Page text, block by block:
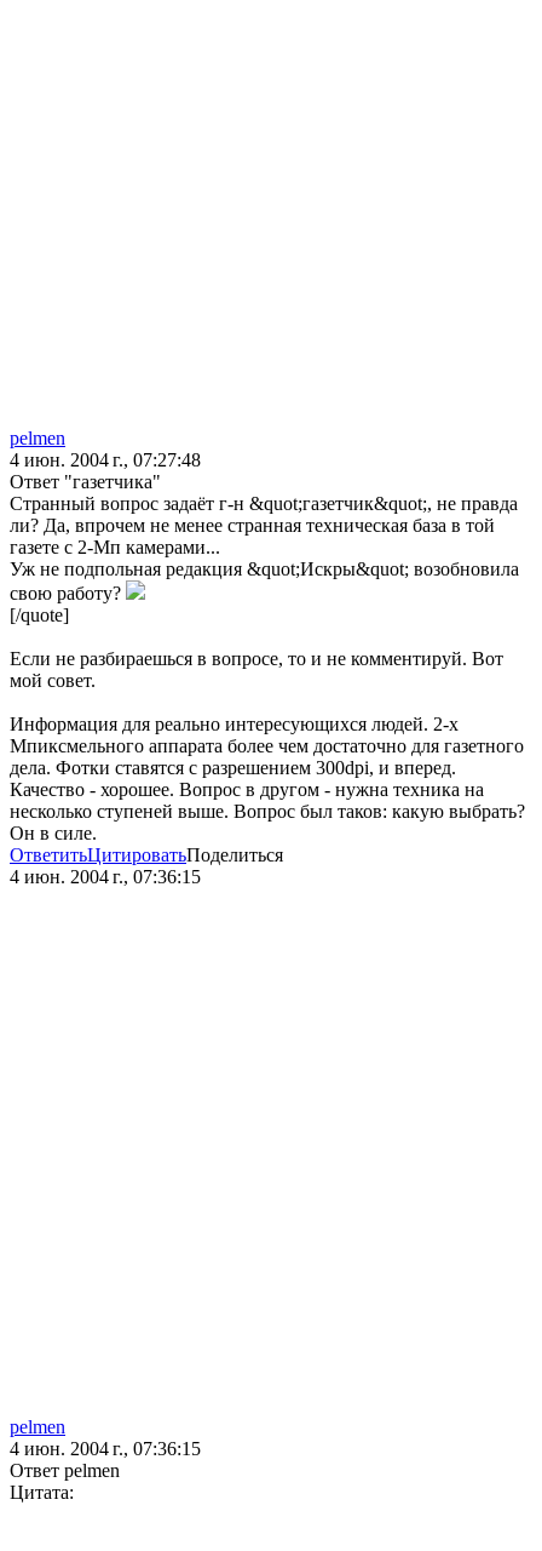
pelmen
4 июн. 2004 г., 07:27:48
Ответ "газетчика"
Странный вопрос задаёт г-н &quot;газетчик&quot;, не правда
ли? Да, впрочем не менее странная техническая база в той
газете с 2-Мп камерами...
Уж не подпольная редакция &quot;Искры&quot; возобновила
свою работу?
[/quote]
Если не разбираешься в вопросе, то и не комментируй. Вот
мой совет.
Информация для реально интересующихся людей. 2-х
Мпиксмельного аппарата более чем достаточно для газетного
дела. Фотки ставятся с разрешением 300dpi, и вперед.
Качество - хорошее. Вопрос в другом - нужна техника на
несколько ступеней выше. Вопрос был таков: какую выбрать?
Он в силе.
ОтветитьЦитироватьПоделиться
4 июн. 2004 г., 07:36:15
pelmen
4 июн. 2004 г., 07:36:15
Ответ pelmen
Цитата: